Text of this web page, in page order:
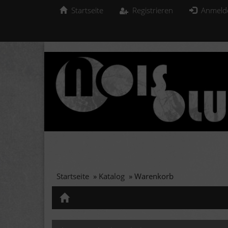
Startseite Registrieren
Startseite » Katalog » Warenkorb